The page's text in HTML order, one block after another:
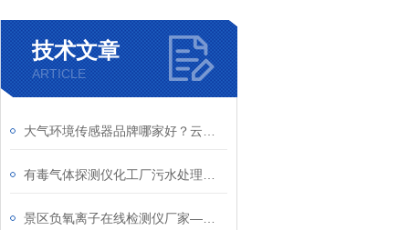
技术文章
ARTICLE